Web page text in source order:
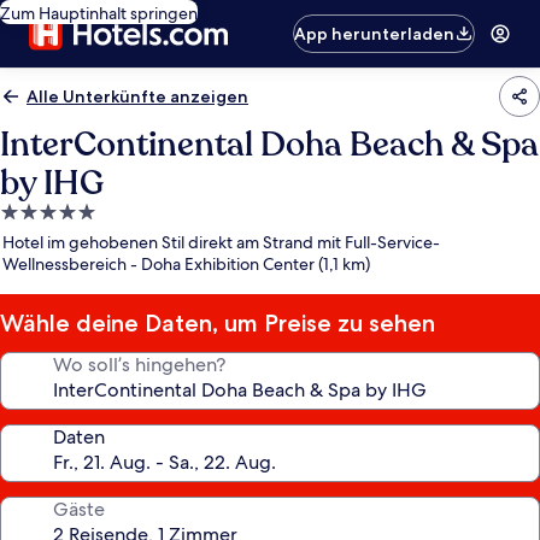
Zum Hauptinhalt springen
App herunterladen
Alle Unterkünfte anzeigen
InterContinental Doha Beach & Spa
by IHG
5.0-
Sterne-
Unterkunft
Hotel im gehobenen Stil direkt am Strand mit Full-Service-
Wellnessbereich - Doha Exhibition Center (1,1 km)
Wähle deine Daten, um Preise zu sehen
Wo soll’s hingehen?
Daten
Gäste